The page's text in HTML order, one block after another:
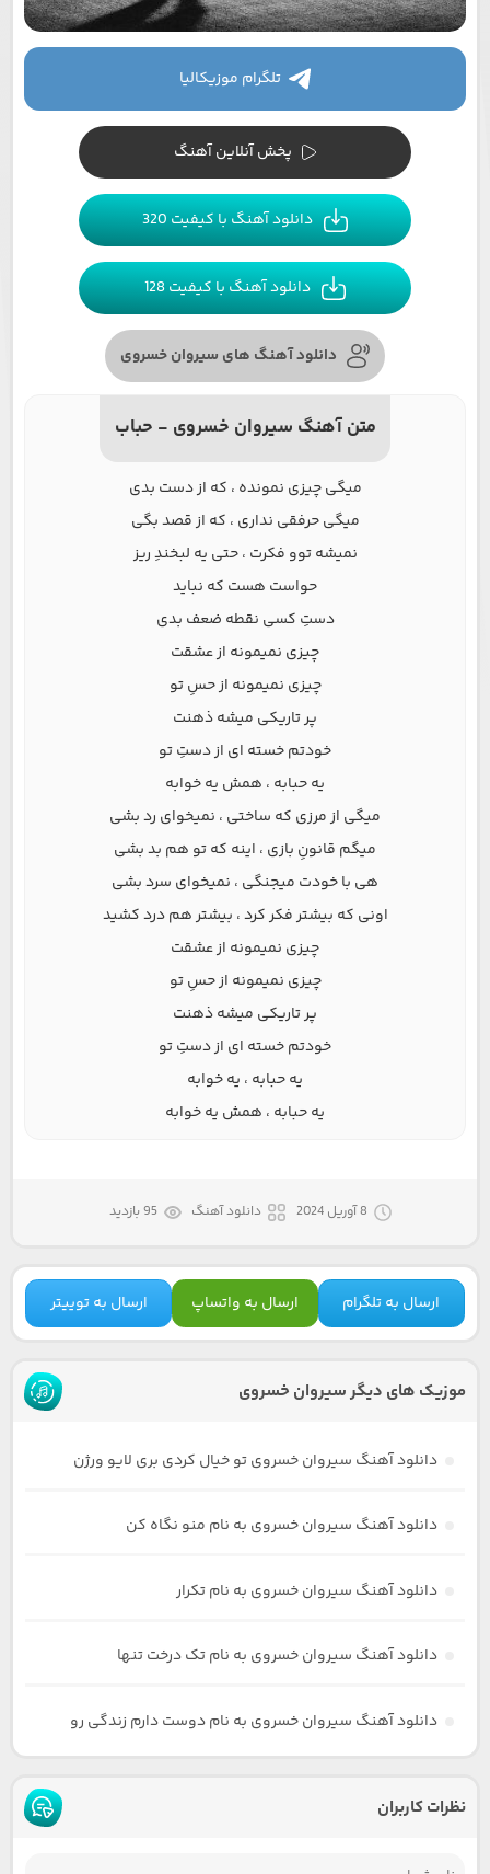
تلگرام موزیکالیا
پخش آنلاین آهنگ
دانلود آهنگ با کیفیت 320
دانلود آهنگ با کیفیت 128
دانلود آهنگ های سیروان خسروی
متن آهنگ سیروان خسروی - حباب
میگی چیزی نمونده ، که از دست بدی
میگی حرفقی نداری ، که از قصد بگی
نمیشه توو فکرت ، حتی یه لبخندِ ریز
حواست هست که نباید
دستِ کسی نقطه ضعف بدی
چیزی نمیمونه از عشقت
چیزی نمیمونه از حسِ تو
پر تاریکی میشه ذهنت
خودتم خسته ای از دستِ تو
یه حبابه ، همش یه خوابه
میگی از مرزی که ساختی ، نمیخوای رد بشی
میگم قانونِ بازی ، اینه که تو هم بد بشی
هی با خودت میجنگی ، نمیخوای سرد بشی
اونی که بیشتر فکر کرد ، بیشتر هم درد کشید
چیزی نمیمونه از عشقت
چیزی نمیمونه از حسِ تو
پر تاریکی میشه ذهنت
خودتم خسته ای از دستِ تو
یه حبابه ، یه خوابه
یه حبابه ، همش یه خوابه
8 آوریل 2024 دانلود آهنگ 95 بازدید
ارسال به تلگرام ارسال به واتساپ ارسال به توییتر
موزیک های دیگر سیروان خسروی
دانلود آهنگ سیروان خسروی تو خیال کردی بری لایو ورژن
دانلود آهنگ سیروان خسروی به نام منو نگاه کن
دانلود آهنگ سیروان خسروی به نام تکرار
دانلود آهنگ سیروان خسروی به نام تک درخت تنها
دانلود آهنگ سیروان خسروی به نام دوست دارم زندگی رو
نظرات کاربران